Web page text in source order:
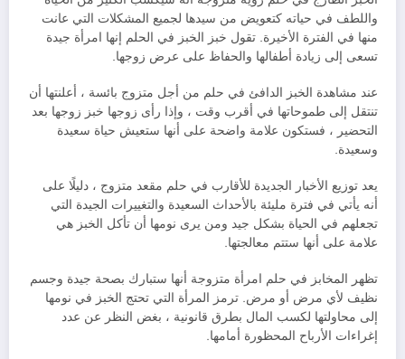
واللطف في حياته كتعويض من سيدها لجميع المشكلات التي عانت
منها في الفترة الأخيرة. تقول خبز الخبز في الحلم إنها امرأة جيدة
تسعى إلى زيادة أطفالها والحفاظ على عرض زوجها.
عند مشاهدة الخبز الدافئ في حلم من أجل متزوج بائسة ، أعلنتها أن
تنتقل إلى طموحاتها في أقرب وقت ، وإذا رأى زوجها خبز زوجها بعد
التحضير ، فستكون علامة واضحة على أنها ستعيش حياة سعيدة
وسعيدة.
يعد توزيع الأخبار الجديدة للأقارب في حلم مقعد متزوج ، دليلًا على
أنه يأتي في فترة مليئة بالأحداث السعيدة والتغييرات الجيدة التي
تجعلهم في الحياة بشكل جيد ومن يرى نومها أن تأكل الخبز هي
علامة على أنها ستتم معالجتها.
تظهر المخابز في حلم امرأة متزوجة أنها ستبارك بصحة جيدة وجسم
نظيف لأي مرض أو مرض. ترمز المرأة التي تحتج الخبز في نومها
إلى محاولتها لكسب المال بطرق قانونية ، بغض النظر عن عدد
إغراءات الأرباح المحظورة أمامها.